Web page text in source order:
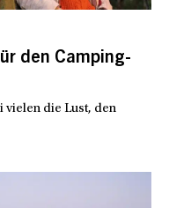
den Camping-
vielen die Lust, den